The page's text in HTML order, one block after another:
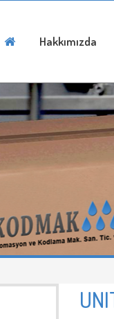
Hakkımızda
İletişim